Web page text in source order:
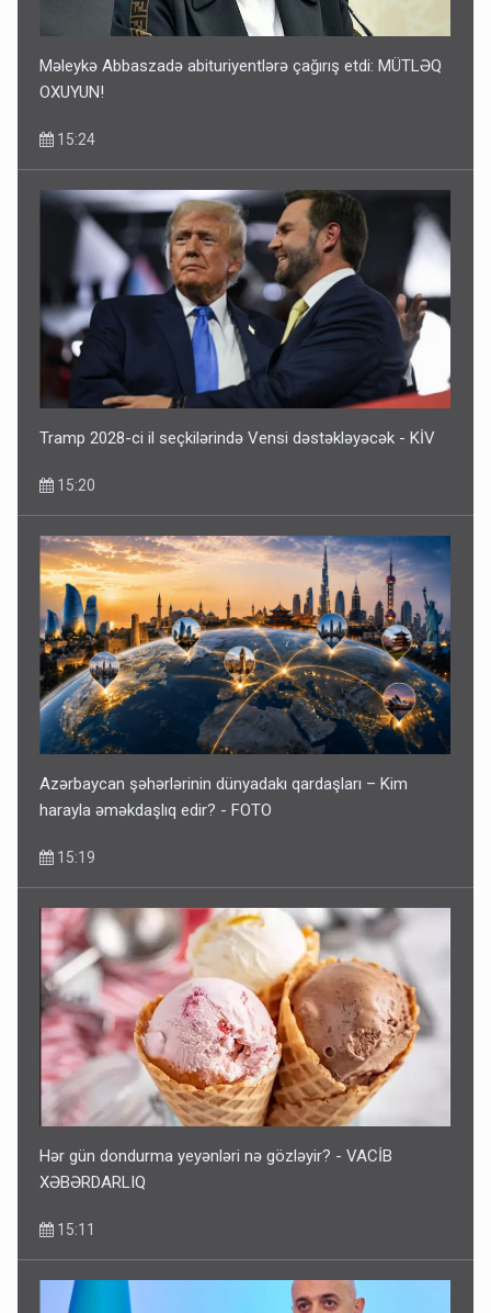
Məleykə Abbaszadə abituriyentlərə çağırış etdi: MÜTLƏQ
OXUYUN!
15:24
Tramp 2028-ci il seçkilərində Vensi dəstəkləyəcək - KİV
15:20
Azərbaycan şəhərlərinin dünyadakı qardaşları – Kim
harayla əməkdaşlıq edir? - FOTO
15:19
Hər gün dondurma yeyənləri nə gözləyir? - VACİB
XƏBƏRDARLIQ
15:11